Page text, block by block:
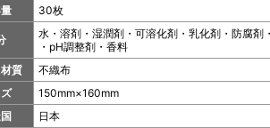
30枚
水・溶剤・湿潤剤・可溶化剤・乳化剤・防腐剤
・pH調整剤・香料
質
不織布
150mm×160mm
日本